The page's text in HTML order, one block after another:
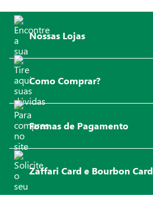
Nossas Lojas
Como Comprar?
Formas de Pagamento
Zaffari Card e Bourbon Card